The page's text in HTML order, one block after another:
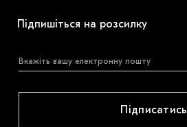
Підпишіться на розсилку
Підписатись